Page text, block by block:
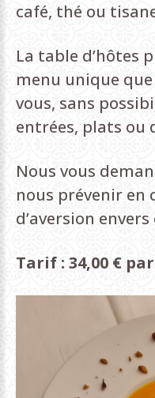
café, thé ou
La table d’hôtes
menu unique
vous, sans
entrées, plats ou
Nous vous
nous prévenir en
d’aversion
Tarif : 34,00 €